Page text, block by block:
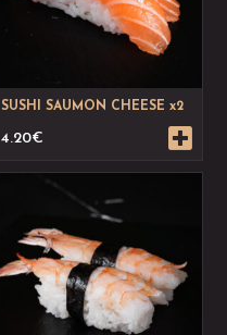
SUSHI SAUMON CHEESE x2
4.20€